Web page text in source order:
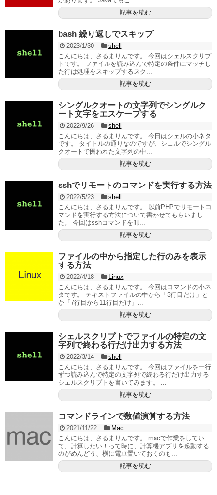
記事を読む
bash 繰り返しでスキップ
2023/1/30
shell
こんにちは、さるまりんです。 今回はシェルスクリプ
トです。 ファイルを読み込んで特定の条件にマッチし
た行は処理をスキップするスク...
記事を読む
シングルクオートの文字列でシングルク
ート文字をエスケープする
2022/9/26
shell
こんにちは、さるまりんです。 今日はシェルの小ネタ
です。 タイトルの通りなのですが、シェルでシングル
クオートで囲われた文字列の中...
記事を読む
sshでリモートのコマンドを実行する方法
2022/5/23
shell
こんにちは、さるまりんです。 以前PHPでリモートコ
マンドを実行する方法について書かせてもらいまし
た。 今回はsshコマンドを叩...
記事を読む
ファイルの中から指定した行のみを表示
する方法
2022/4/18
Linux
こんにちは、さるまりんです。 今回はコマンドの小ネ
タです。 テキストファイルの中から「3行目だけ」と
か「7行目から11行目だけ」...
記事を読む
シェルスクリプトでファイルの特定の文
字列で終わる行だけ出力する方法
2022/3/14
shell
こんにちは、さるまりんです。 今回はファイルを一行
ずつ読み込んで特定の文字列で終わる行だけ出力する
シェルスクリプトを書いてみます。 ...
記事を読む
コマンドラインで数値演算する方法
2021/11/22
Mac
こんにちは、さるまりんです。 macで作業をしてい
て、計算したい！って時に、計算機アプリを起動する
のがめんどう、横に電卓置いておくのも...
記事を読む